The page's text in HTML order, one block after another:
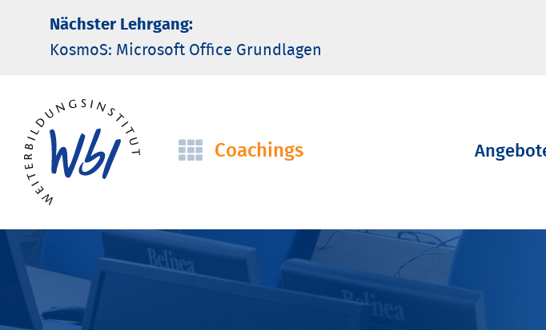
Nächster Lehrgang:
KosmoS: Microsoft Office Grund­lagen
Navigation
Coachings
Navigation